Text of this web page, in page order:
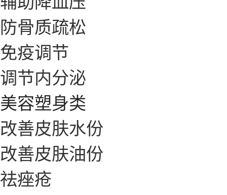
防骨质疏松
免疫调节
调节内分泌
美容塑身类
改善皮肤水份
改善皮肤油份
祛痤疮